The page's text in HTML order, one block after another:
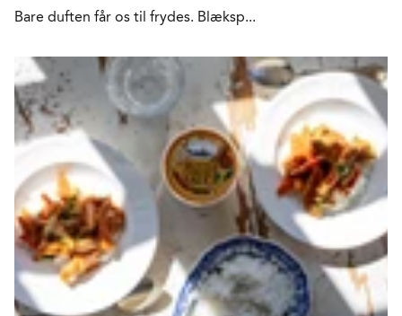
Bare duften får os til frydes. Blæksp...